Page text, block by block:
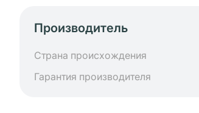
Производитель
Страна происхождения
Гарантия производителя